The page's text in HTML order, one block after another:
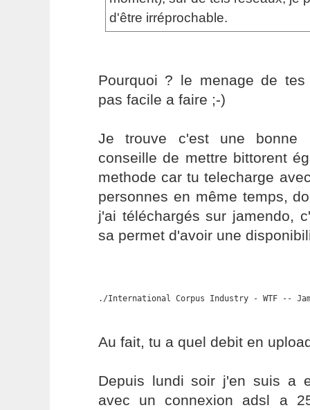
d'être irréprochable.
Pourquoi ? le menage de
pas facile a faire ;-)
Je trouve c'est une bonne
conseille de mettre bittorent
methode car tu telecharge
personnes en même temps,
j'ai téléchargés sur jamendo,
sa permet d'avoir une
./International Corpus Industry - WTF --
Au fait, tu a quel debit en
Depuis lundi soir j'en suis a
avec un connexion adsl a